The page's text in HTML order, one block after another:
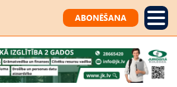
ABONĒŠANA